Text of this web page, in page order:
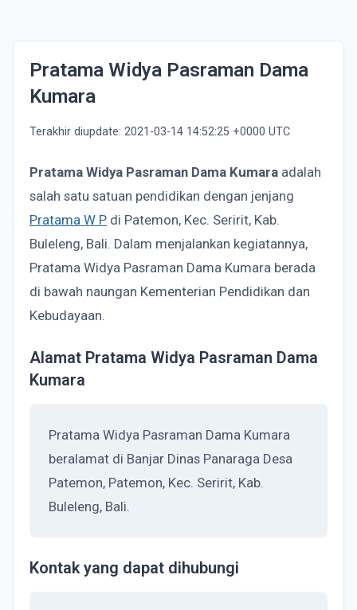
Pratama Widya Pasraman Dama
Kumara
Terakhir diupdate: 2021-03-14 14:52:25 +0000 UTC
Pratama Widya Pasraman Dama Kumara adalah
salah satu satuan pendidikan dengan jenjang
Pratama W P di Patemon, Kec. Seririt, Kab.
Buleleng, Bali. Dalam menjalankan kegiatannya,
Pratama Widya Pasraman Dama Kumara berada
di bawah naungan Kementerian Pendidikan dan
Kebudayaan.
Alamat Pratama Widya Pasraman Dama
Kumara
Pratama Widya Pasraman Dama Kumara
beralamat di Banjar Dinas Panaraga Desa
Patemon, Patemon, Kec. Seririt, Kab.
Buleleng, Bali.
Kontak yang dapat dihubungi